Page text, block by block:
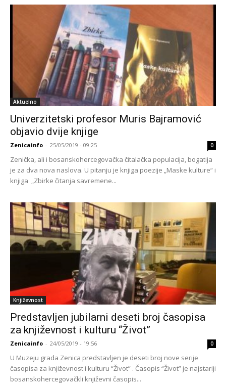
Aktuelno
Univerzitetski profesor Muris Bajramović
objavio dvije knjige
Zenicainfo - 25/05/2019 - 09:25 0
Zenička, ali i bosanskohercegovačka čitalačka populacija, bogatija
je za dva nova naslova. U pitanju je knjiga poezije „Maske kulture“ i
knjiga „Zbirke čitanja savremene...
Književnost
Predstavljen jubilarni deseti broj časopisa
za književnost i kulturu “Život”
Zenicainfo - 24/05/2019 - 19:56 0
U Muzeju grada Zenica predstavljen je deseti broj nove serije
časopisa za književnost i kulturu “Život” . Časopis “Život” je najstariji
bosanskohercegovačkli književni časopis...